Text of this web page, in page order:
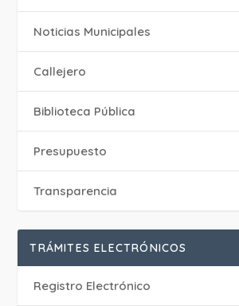
‎Noticias Municipales
Callejero
Biblioteca Pública
Presupuesto
Transparencia
TRÁMITES ELECTRÓNICOS
Registro Electrónico